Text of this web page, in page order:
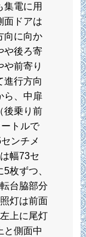
集電に用
面ドアは
向に向か
や後ろ寄
や前寄り
進行方向
ら、中扉
後乗り前
トルで
ンチメ
幅73セ
枚ずつ、
台脇部分
灯は前面
上に尾灯
と側面中